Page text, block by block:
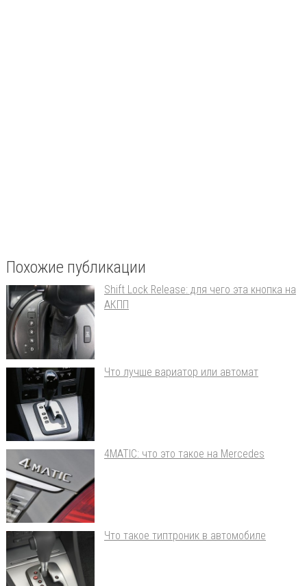
Похожие публикации
Shift Lock Release: для чего эта кнопка на
АКПП
Что лучше вариатор или автомат
4MATIC: что это такое на Mercedes
Что такое типтроник в автомобиле